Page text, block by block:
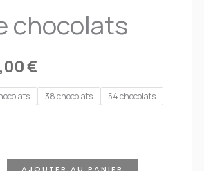
chocolats
€Plage
de
16,30 €
38 chocolats
54 chocolats